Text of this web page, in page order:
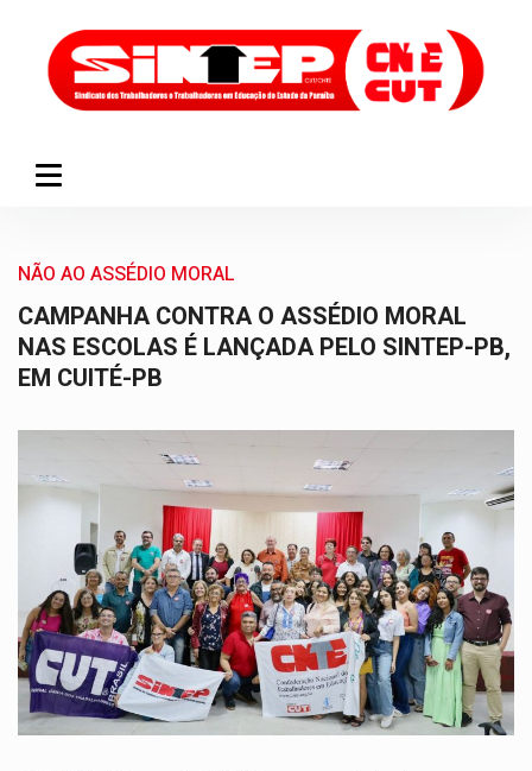
NÃO AO ASSÉDIO MORAL
CAMPANHA CONTRA O ASSÉDIO MORAL
NAS ESCOLAS É LANÇADA PELO SINTEP-PB,
EM CUITÉ-PB